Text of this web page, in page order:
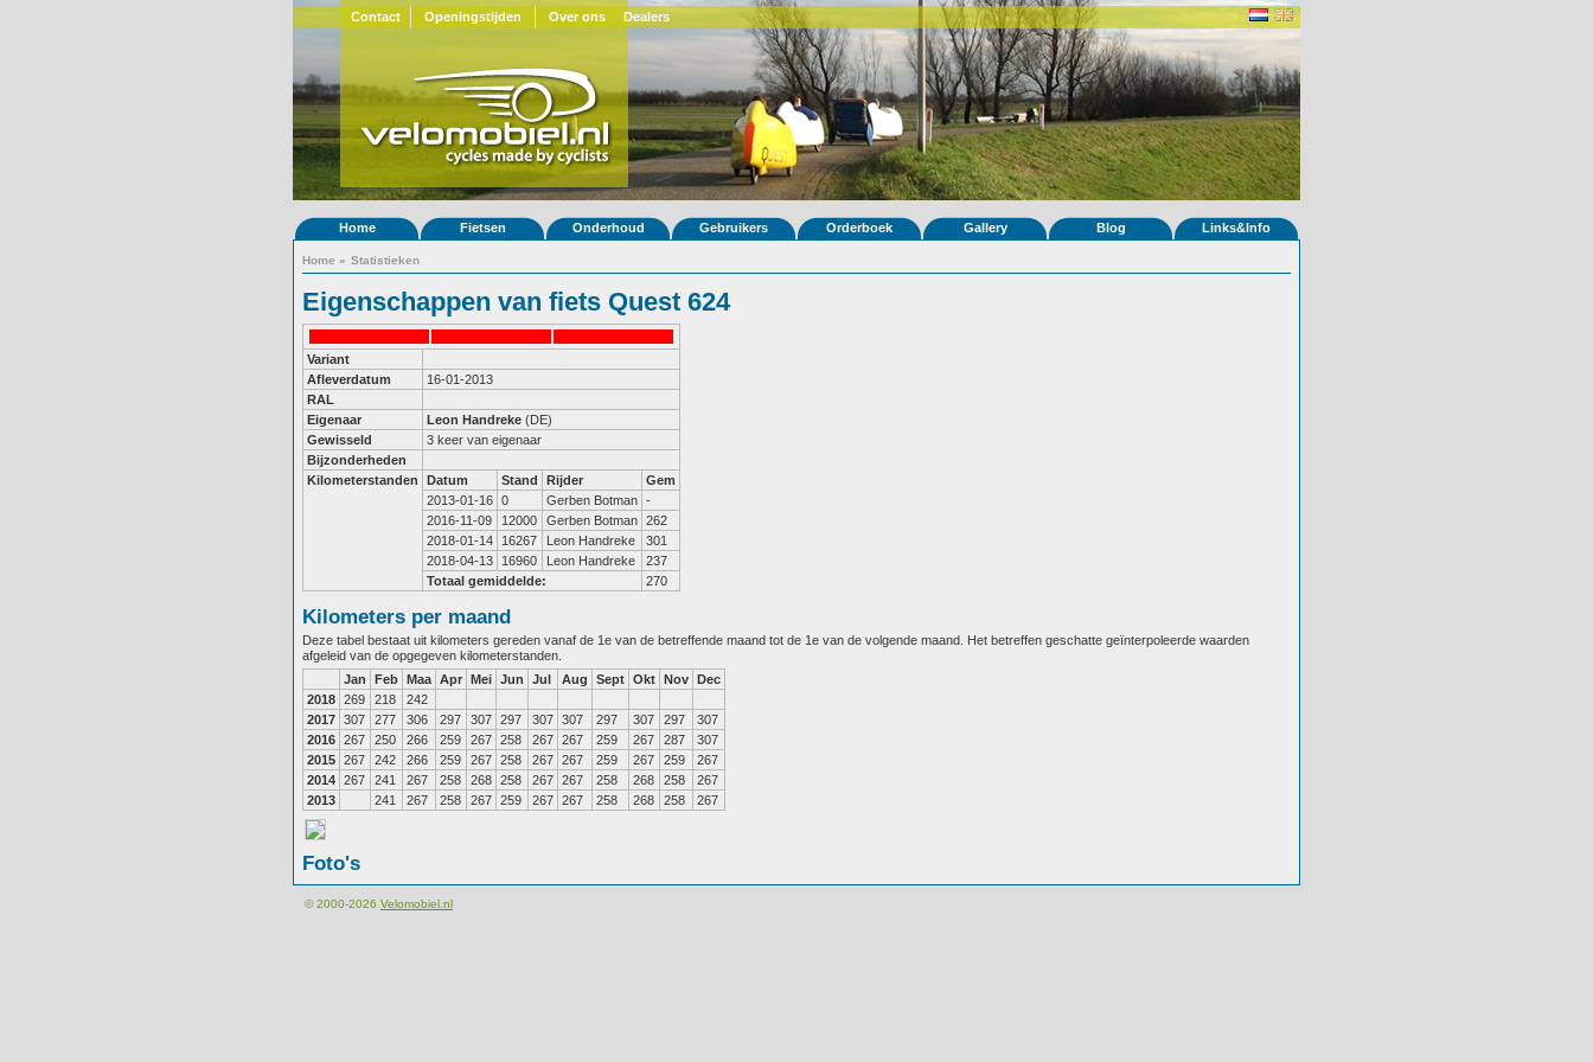
Contact Openingstijden Over ons Dealers
Home Fietsen Onderhoud Gebruikers Orderboek Gallery Blog Links&Info
Home » Statistieken
Eigenschappen van fiets Quest 624
Variant
Afleverdatum
16-01-2013
RAL
Eigenaar
Leon Handreke (DE)
Gewisseld
3 keer van eigenaar
Bijzonderheden
Kilometerstanden
Datum Stand Rijder
Gem
2013-01-16 0 Gerben Botman -
2016-11-09
12000 Gerben Botman 262
2018-01-14
16267 Leon Handreke
301
2018-04-13
16960 Leon Handreke
237
Totaal gemiddelde:
270
Kilometers per maand
Deze tabel bestaat uit kilometers gereden vanaf de 1e van de betreffende maand tot de 1e van de volgende maand. Het betreffen geschatte geïnterpoleerde waarden
afgeleid van de opgegeven kilometerstanden.
Jan
Feb Maa Apr Mei Jun Jul Aug Sept Okt Nov Dec
2018 269 218
242
2017 307 277 306 297 307 297 307 307 297 307 297
307
2016 267 250 266 259 267 258 267 267 259 267 287
307
2015 267 242 266 259 267 258 267 267 259 267 259
267
2014 267 241 267 258 268 258 267 267 258 268 258
267
2013
241 267 258 267 259 267 267 258 268 258 267
Foto's
© 2000-2026 Velomobiel.nl